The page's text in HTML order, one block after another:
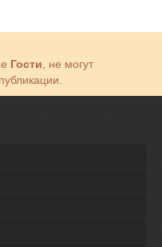
Гости, не могут